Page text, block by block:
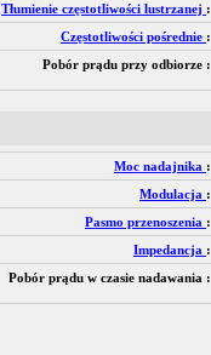
Tłumienie częstotliwości lustrzanej :
Częstotliwości pośrednie :
Pobór prądu przy odbiorze :
Moc nadajnika :
Modulacja :
Pasmo przenoszenia :
Impedancja :
Pobór prądu w czasie nadawania :